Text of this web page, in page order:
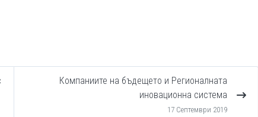
Компаниите на бъдещето и Регионалната
иновационна система
17 Септември 2019